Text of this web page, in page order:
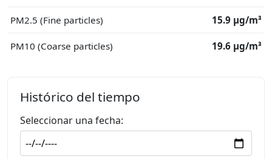
PM2.5 (Fine particles) 15.9 μg/m³
PM10 (Coarse particles) 19.6 μg/m³
Histórico del tiempo
Seleccionar una fecha: